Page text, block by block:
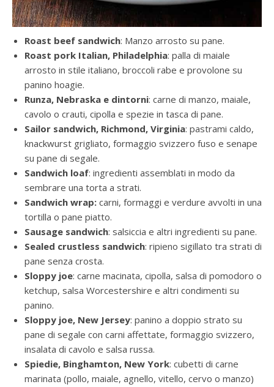
Roast beef sandwich: Manzo arrosto su pane.
Roast pork Italian, Philadelphia: palla di maiale
arrosto in stile italiano, broccoli rabe e provolone su
panino hoagie.
Runza, Nebraska e dintorni: carne di manzo, maiale,
cavolo o crauti, cipolla e spezie in tasca di pane.
Sailor sandwich, Richmond, Virginia: pastrami caldo,
knackwurst grigliato, formaggio svizzero fuso e senape
su pane di segale.
Sandwich loaf: ingredienti assemblati in modo da
sembrare una torta a strati.
Sandwich wrap: carni, formaggi e verdure avvolti in una
tortilla o pane piatto.
Sausage sandwich: salsiccia e altri ingredienti su pane.
Sealed crustless sandwich: ripieno sigillato tra strati di
pane senza crosta.
Sloppy joe: carne macinata, cipolla, salsa di pomodoro o
ketchup, salsa Worcestershire e altri condimenti su
panino.
Sloppy joe, New Jersey: panino a doppio strato su
pane di segale con carni affettate, formaggio svizzero,
insalata di cavolo e salsa russa.
Spiedie, Binghamton, New York: cubetti di carne
marinata (pollo, maiale, agnello, vitello, cervo o manzo)